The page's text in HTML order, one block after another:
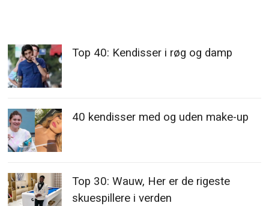
Top 40: Kendisser i røg og damp
40 kendisser med og uden make-up
Top 30: Wauw, Her er de rigeste
skuespillere i verden